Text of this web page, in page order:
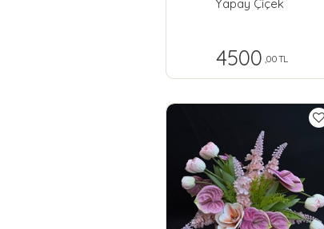
Yapay Çiçek
4500 ,00 TL